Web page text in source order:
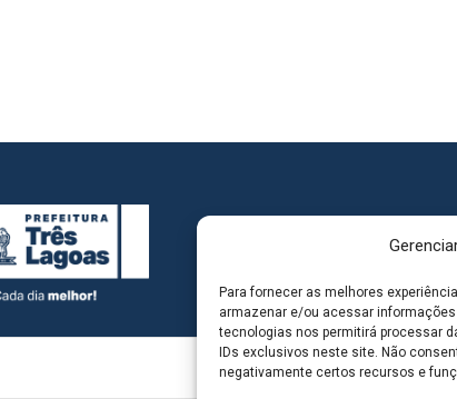
Para fornecer as melhores
armazenar e/ou acessar
tecnologias nos permitirá processar
IDs exclusivos neste site. Não
negativamente certos recursos e